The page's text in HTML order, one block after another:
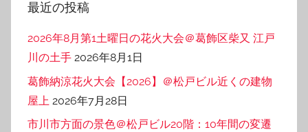
最近の投稿
2026年8月第1土曜日の花火大会＠葛飾区柴又 江戸
川の土手 2026年8月1日
葛飾納涼花火大会【2026】＠松戸ビル近くの建物
屋上 2026年7月28日
市川市方面の景色＠松戸ビル20階：10年間の変遷